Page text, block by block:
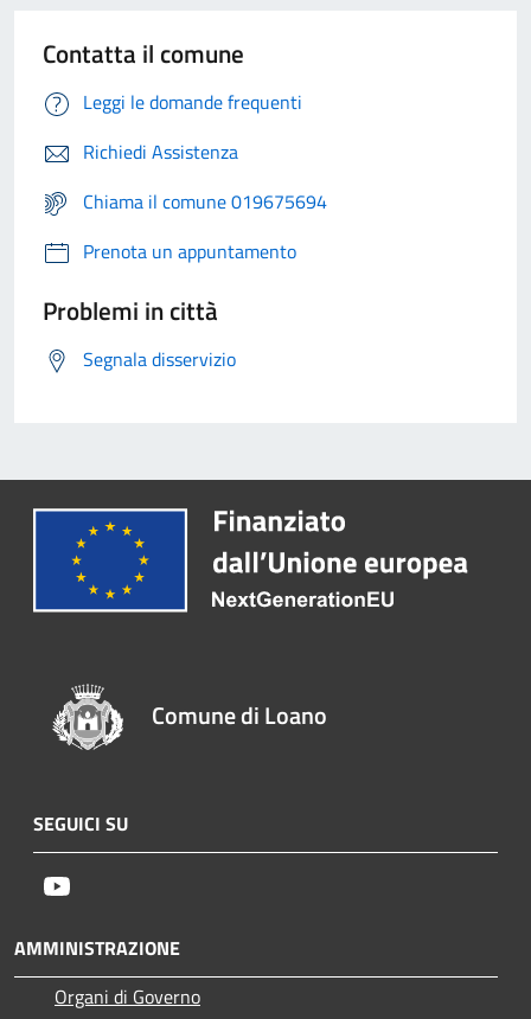
Contatta il comune
Leggi le domande frequenti
Richiedi Assistenza
Chiama il comune 019675694
Prenota un appuntamento
Problemi in città
Segnala disservizio
Comune di Loano
SEGUICI SU
AMMINISTRAZIONE
Organi di Governo